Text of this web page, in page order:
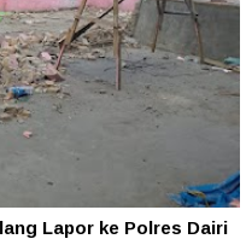
Lapor ke Polres Dairi